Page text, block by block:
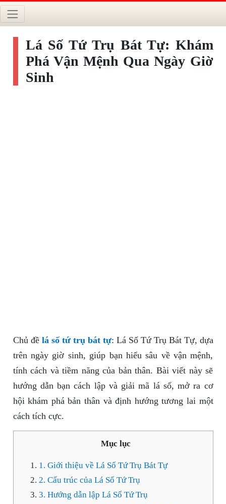
Lá Số Tứ Trụ Bát Tự: Khám
Phá Vận Mệnh Qua Ngày Giờ
Sinh
Chủ đề lá số tứ trụ bát tự: Lá Số Tứ Trụ Bát Tự, dựa
trên ngày giờ sinh, giúp bạn hiểu sâu về vận mệnh,
tính cách và tiềm năng của bản thân. Bài viết này sẽ
hướng dẫn bạn cách lập và giải mã lá số, mở ra cơ
hội khám phá bản thân và định hướng tương lai một
cách tích cực.
Mục lục
1. Giới thiệu về Lá Số Tứ Trụ Bát Tự
2. Cấu trúc của Lá Số Tứ Trụ
3. Hướng dẫn lập Lá Số Tứ Trụ